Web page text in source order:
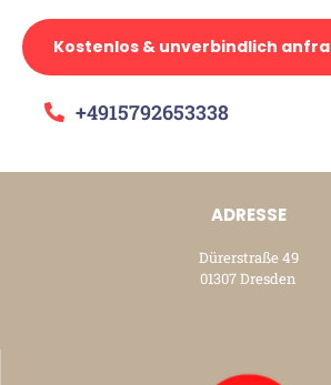
Kostenlos & unverbindlich
+4915792653338
ADRESSE
Dürerstraße 49
01307 Dresden